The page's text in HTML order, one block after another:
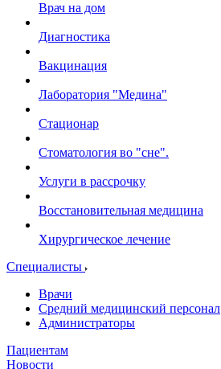
Врач на дом
Диагностика
Вакцинация
Лаборатория "Медина"
Стационар
Стоматология во "сне".
Услуги в рассрочку
Восстановительная медицина
Хирургическое лечение
Специалисты
Врачи
Средний медицинский персонал
Администраторы
Пациентам
Новости